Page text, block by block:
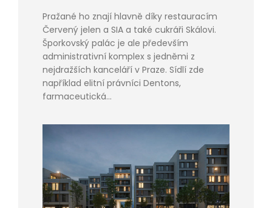
Pražané ho znají hlavně díky restauracím
Červený jelen a SIA a také cukráři Skálovi.
Šporkovský palác je ale především
administrativní komplex s jedněmi z
nejdražších kanceláří v Praze. Sídlí zde
například elitní právníci Dentons,
farmaceutická...